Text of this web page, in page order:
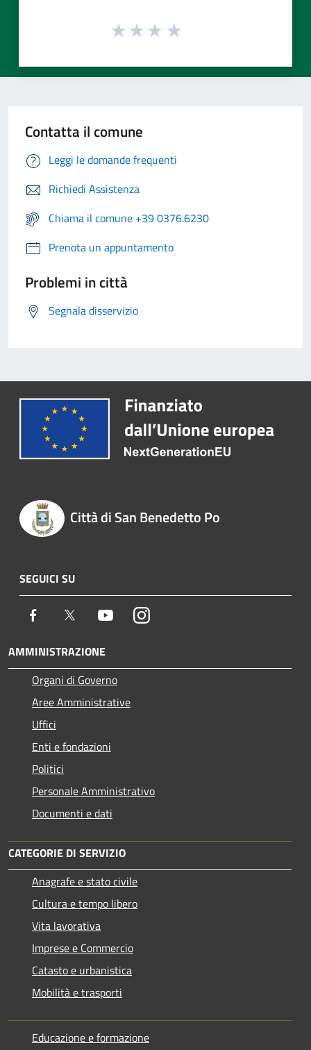
Contatta il comune
Leggi le domande frequenti
Richiedi Assistenza
Chiama il comune +39 0376.6230
Prenota un appuntamento
Problemi in città
Segnala disservizio
Città di San Benedetto Po
SEGUICI SU
Facebook Twitter YoutubeInstagram
AMMINISTRAZIONE
Organi di Governo
Aree Amministrative
Uffici
Enti e fondazioni
Politici
Personale Amministrativo
Documenti e dati
CATEGORIE DI SERVIZIO
Anagrafe e stato civile
Cultura e tempo libero
Vita lavorativa
Imprese e Commercio
Catasto e urbanistica
Mobilità e trasporti
Educazione e formazione